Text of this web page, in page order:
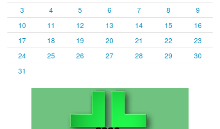
3
4 5 6 7 8
9
10
11 12 13 14 15
16
17
18 19 20 21 22
23
24
25 26 27 28 29
30
31